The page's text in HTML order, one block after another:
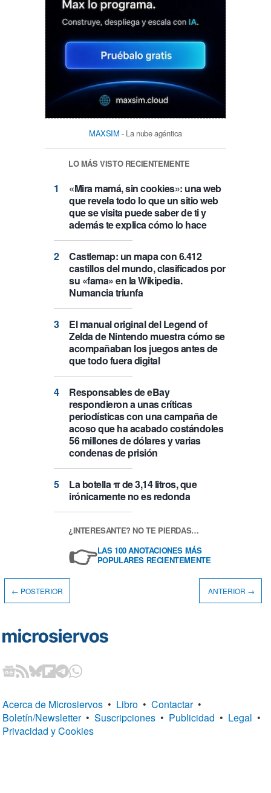
MAXSIM - La nube agéntica
LO MÁS VISTO RECIENTEMENTE
«Mira mamá, sin cookies»: una web
que revela todo lo que un sitio web
que se visita puede saber de ti y
además te explica cómo lo hace
Castlemap: un mapa con 6.412
castillos del mundo, clasificados por
su «fama» en la Wikipedia.
Numancia triunfa
El manual original del Legend of
Zelda de Nintendo muestra cómo se
acompañaban los juegos antes de
que todo fuera digital
Responsables de eBay
respondieron a unas críticas
periodísticas con una campaña de
acoso que ha acabado costándoles
56 millones de dólares y varias
condenas de prisión
La botella π de 3,14 litros, que
irónicamente no es redonda
¿INTERESANTE? NO TE PIERDAS…
👉LAS 100 ANOTACIONES MÁS
POPULARES RECIENTEMENTE
← POSTERIOR ANTERIOR →
Acerca de Microsiervos • Libro • Contactar •
Boletín/Newsletter • Suscripciones • Publicidad • Legal •
Privacidad y Cookies